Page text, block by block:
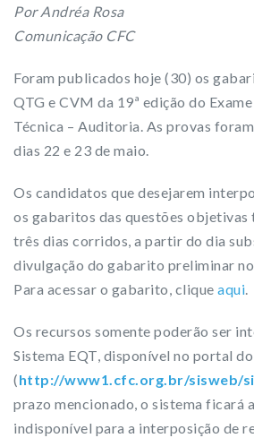
Por Andréa Rosa
Comunicação CFC
Foram publicados hoje (30) os
QTG e CVM da 19ª edição do
Técnica – Auditoria. As provas
dias 22 e 23 de maio.
Os candidatos que desejarem
os gabaritos das questões objetivas
três dias corridos, a partir do dia
divulgação do gabarito preliminar
Para acessar o gabarito, clique aqui
Os recursos somente poderão ser
Sistema EQT, disponível no portal
(http://www1.cfc.org.br/sisweb/
prazo mencionado, o sistema ficará
indisponível para a interposição de